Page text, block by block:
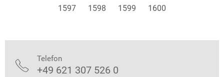
1597
1598 1599 1600
 Telefon
+49 621 307 526 0